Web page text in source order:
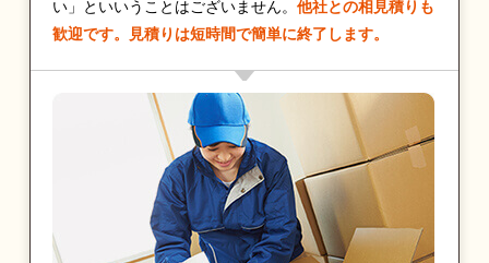
い」といいうことはございません。 他社との相見積りも
歓迎です。見積りは短時間で簡単に終了します。